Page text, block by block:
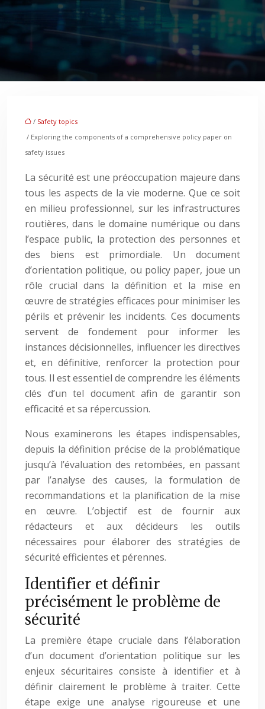
/ Safety topics
/ Exploring the components of a comprehensive policy paper on
safety issues
La sécurité est une préoccupation majeure dans
tous les aspects de la vie moderne. Que ce soit
en milieu professionnel, sur les infrastructures
routières, dans le domaine numérique ou dans
l’espace public, la protection des personnes et
des biens est primordiale. Un document
d’orientation politique, ou policy paper, joue un
rôle crucial dans la définition et la mise en
œuvre de stratégies efficaces pour minimiser les
périls et prévenir les incidents. Ces documents
servent de fondement pour informer les
instances décisionnelles, influencer les directives
et, en définitive, renforcer la protection pour
tous. Il est essentiel de comprendre les éléments
clés d’un tel document afin de garantir son
efficacité et sa répercussion.
Nous examinerons les étapes indispensables,
depuis la définition précise de la problématique
jusqu’à l’évaluation des retombées, en passant
par l’analyse des causes, la formulation de
recommandations et la planification de la mise
en œuvre. L’objectif est de fournir aux
rédacteurs et aux décideurs les outils
nécessaires pour élaborer des stratégies de
sécurité efficientes et pérennes.
Identifier et définir
précisément le problème de
sécurité
La première étape cruciale dans l’élaboration
d’un document d’orientation politique sur les
enjeux sécuritaires consiste à identifier et à
définir clairement le problème à traiter. Cette
étape exige une analyse rigoureuse et une